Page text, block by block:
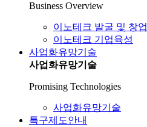
Business Overview
이노테크 발굴 및 창업
이노테크 기업육성
사업화유망기술
사업화유망기술
Promising Technologies
사업화유망기술
특구제도안내